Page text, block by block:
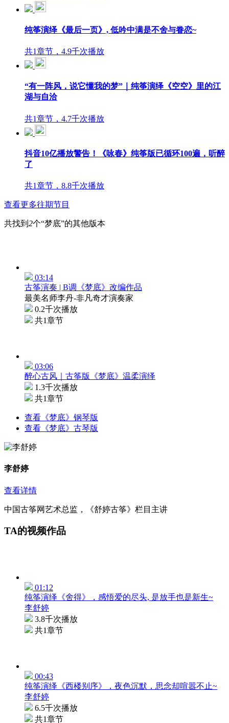
纯筝演绎《最后一页》, 低吟中满是不舍与眷恋~
共1章节，4.9千次播放
“有一阵风，说它懂我的梦”｜纯筝演绎《空空》里的江
湖与自洽
共1章节，4.7千次播放
抖音10亿播放警告！《咏春》纯筝版已循环100遍，听醉
了
共1章节，8.8千次播放
查看更多往期节目
共找到 2个“梦底”的其他版本
03:14
古筝演奏 | B调《梦底》改编作品
最美名师李丹-非凡奇才演奏家
0.2千次播放
共1章节
03:06
醉心古风｜古筝版《梦底》温柔演绎
1.3千次播放
共1章节
查看《梦底》钢琴版
查看《梦底》古琴版
李舒婷
查看详情
中国古筝网艺术总监，《舒婷古筝》栏目主讲
TA的视频作品
01:12
纯筝演绎《舍得》，感悟爱的尽头, 是放手也是新生~
李舒婷
3.8千次播放
共1章节
00:43
纯筝演绎《西楼别序》，夜色沉默，思念却喧嚣不止~
李舒婷
6.5千次播放
共1章节